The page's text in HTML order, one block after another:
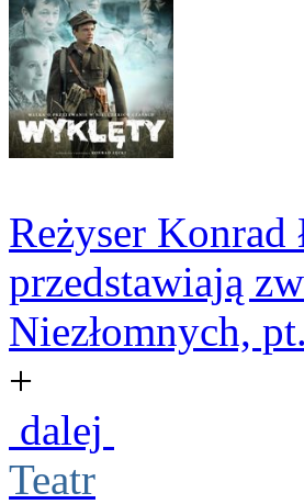
Reżyser
przedstawiają
Niezłomnych,
+
dalej
Teatr